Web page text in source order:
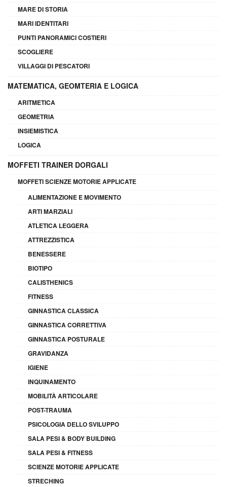
MARE DI STORIA
MARI IDENTITARI
PUNTI PANORAMICI COSTIERI
SCOGLIERE
VILLAGGI DI PESCATORI
MATEMATICA, GEOMTERIA E LOGICA
ARITMETICA
GEOMETRIA
INSIEMISTICA
LOGICA
MOFFETI TRAINER DORGALI
MOFFETI SCIENZE MOTORIE APPLICATE
ALIMENTAZIONE E MOVIMENTO
ARTI MARZIALI
ATLETICA LEGGERA
ATTREZZISTICA
BENESSERE
BIOTIPO
CALISTHENICS
FITNESS
GINNASTICA CLASSICA
GINNASTICA CORRETTIVA
GINNASTICA POSTURALE
GRAVIDANZA
IGIENE
INQUINAMENTO
MOBILITÀ ARTICOLARE
POST-TRAUMA
PSICOLOGIA DELLO SVILUPPO
SALA PESI & BODY BUILDING
SALA PESI & FITNESS
SCIENZE MOTORIE APPLICATE
STRECHING